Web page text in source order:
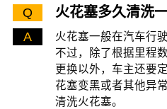
Q 火花塞多久清洗
A
火花塞一般在汽车行
不过，除了根据里程
更换以外，车主还要
花塞变黑或者其他异
清洗火花塞。